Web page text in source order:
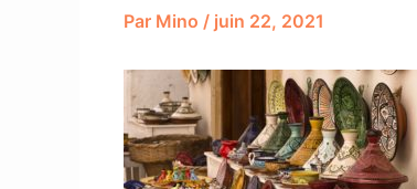
Par Mino / juin 22, 2021